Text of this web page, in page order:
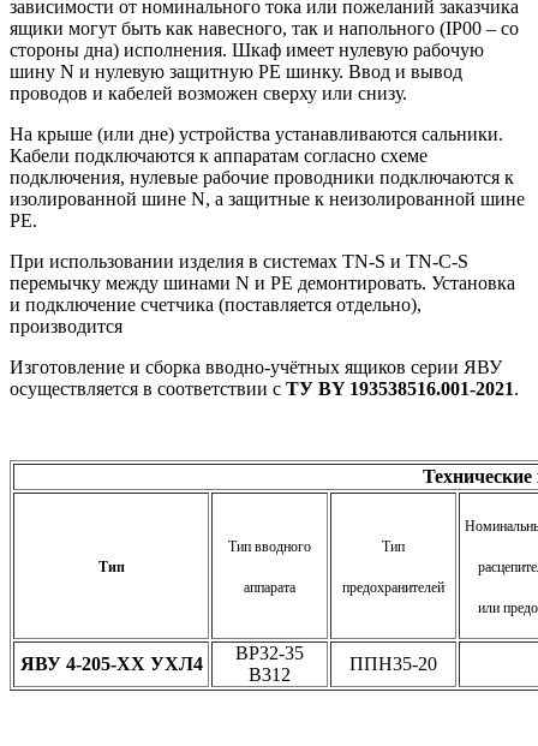
зависимости от номинального тока или пожеланий заказчика
ящики могут быть как навесного, так и напольного (IP00 – со
стороны дна) исполнения. Шкаф имеет нулевую рабочую
шину N и нулевую защитную PE шинку. Ввод и вывод
проводов и кабелей возможен сверху или снизу.
На крыше (или дне) устройства устанавливаются сальники.
Кабели подключаются к аппаратам согласно схеме
подключения, нулевые рабочие проводники подключаются к
изолированной шине N, а защитные к неизолированной шине
PE.
При использовании изделия в системах TN-S и TN-C-S
перемычку между шинами N и PE демонтировать. Установка
и подключение счетчика (поставляется отдельно),
производится
Изготовление и сборка вводно-учётных ящиков серии ЯВУ
осуществляется в соответствии с ТУ BY 193538516.001-2021.
Тип
Тип вводного
аппарата
Тип
предохранителей
или
ЯВУ 4-205-ХХ УХЛ4
ВР32-35
В312
ППН35-20